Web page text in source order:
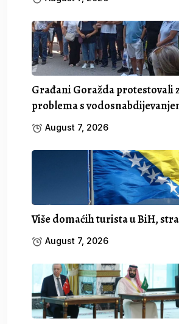
Građani Goražda protestovali
problema s
August 7, 2026
Više domaćih turista u BiH,
August 7, 2026